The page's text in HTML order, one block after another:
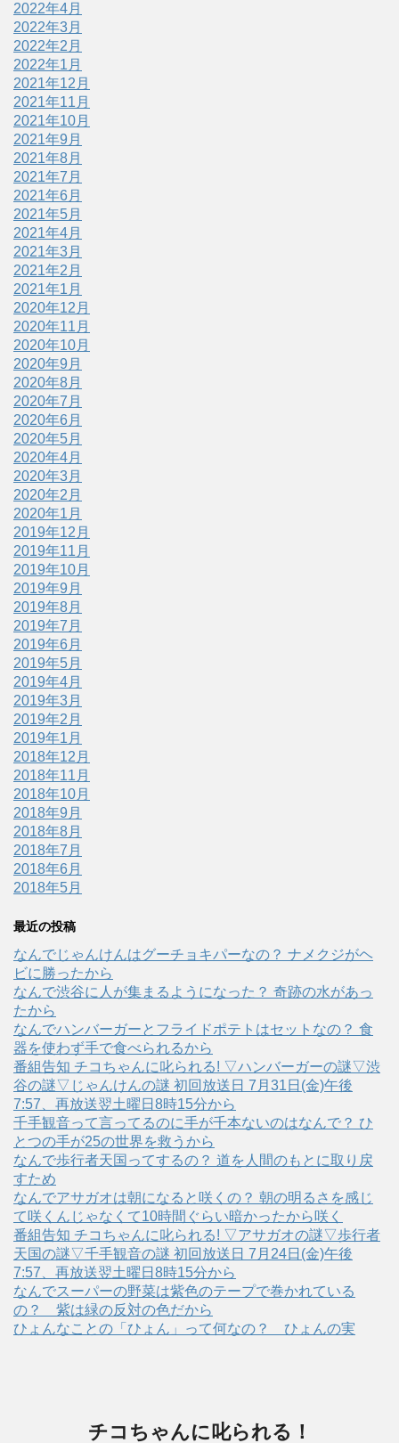
2022年4月
2022年3月
2022年2月
2022年1月
2021年12月
2021年11月
2021年10月
2021年9月
2021年8月
2021年7月
2021年6月
2021年5月
2021年4月
2021年3月
2021年2月
2021年1月
2020年12月
2020年11月
2020年10月
2020年9月
2020年8月
2020年7月
2020年6月
2020年5月
2020年4月
2020年3月
2020年2月
2020年1月
2019年12月
2019年11月
2019年10月
2019年9月
2019年8月
2019年7月
2019年6月
2019年5月
2019年4月
2019年3月
2019年2月
2019年1月
2018年12月
2018年11月
2018年10月
2018年9月
2018年8月
2018年7月
2018年6月
2018年5月
最近の投稿
なんでじゃんけんはグーチョキパーなの？ ナメクジがヘ
ビに勝ったから
なんで渋谷に人が集まるようになった？ 奇跡の水があっ
たから
なんでハンバーガーとフライドポテトはセットなの？ 食
器を使わず手で食べられるから
番組告知 チコちゃんに叱られる! ▽ハンバーガーの謎▽渋
谷の謎▽じゃんけんの謎 初回放送日 7月31日(金)午後
7:57、再放送翌土曜日8時15分から
千手観音って言ってるのに手が千本ないのはなんで？ ひ
とつの手が25の世界を救うから
なんで歩行者天国ってするの？ 道を人間のもとに取り戻
すため
なんでアサガオは朝になると咲くの？ 朝の明るさを感じ
て咲くんじゃなくて10時間ぐらい暗かったから咲く
番組告知 チコちゃんに叱られる! ▽アサガオの謎▽歩行者
天国の謎▽千手観音の謎 初回放送日 7月24日(金)午後
7:57、再放送翌土曜日8時15分から
なんでスーパーの野菜は紫色のテープで巻かれている
の？ 紫は緑の反対の色だから
ひょんなことの「ひょん」って何なの？ ひょんの実
チコちゃんに叱られる！